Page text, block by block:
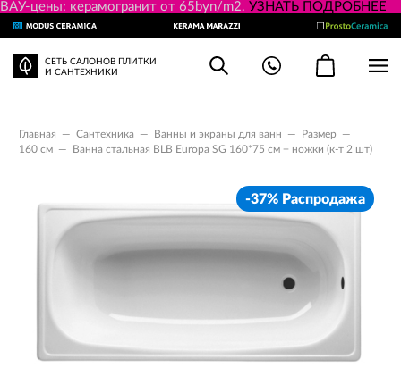
ВАУ-цены: керамогранит от 65byn/m2. УЗНАТЬ ПОДРОБНЕЕ
СЕТЬ САЛОНОВ ПЛИТКИ
И САНТЕХНИКИ
Главная — Сантехника — Ванны и экраны для ванн — Размер
—
160 см — Ванна стальная BLB Europa SG 160*75 см + ножки (к-т 2 шт)
-37% Распродажа